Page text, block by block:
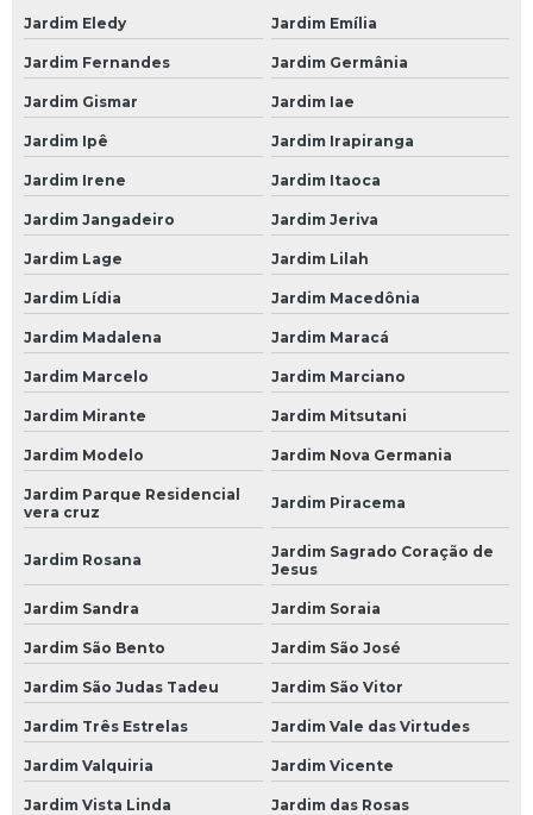
Mecânico 24 Horas em São Paulo
Mecânico 24 Horas em SP
Mecânico 24 Horas na Avenida do Estado
Mecânico 24 Horas na Zona Oeste
Mecânico 24 Horas na Zona Sul
Mecânico 24 Horas no Morumbi
Mecânico 24 Horas SP Zona Norte
Oficina Mecânica 24 Horas
Oficina Mecânica 24 Horas em SP
Oficinas de Mecânica 24 Horas
Serviços de Mecânica 24 Horas
Socorro Mecânico 24 Horas
Socorro Mecânico 24 Horas SP
Oficinas Mecânicas a Domicílio
Mecânica a Domicílio
Jardim Eledy Jardim Emília
Jardim Fernandes Jardim Germânia
Jardim Gismar Jardim Iae
Jardim Ipê Jardim Irapiranga
Jardim Irene Jardim Itaoca
Jardim Jangadeiro Jardim Jeriva
Jardim Lage Jardim Lilah
Jardim Lídia Jardim Macedônia
Jardim Madalena Jardim Maracá
Jardim Marcelo Jardim Marciano
Jardim Mirante Jardim Mitsutani
Jardim Modelo Jardim Nova Germania
Jardim Parque Residencial
vera cruz
Jardim Piracema
Jardim Rosana
Jardim Sagrado Coração de
Jesus
Jardim Sandra Jardim Soraia
Jardim São Bento Jardim São José
Jardim São Judas Tadeu Jardim São Vitor
Jardim Três Estrelas Jardim Vale das Virtudes
Jardim Valquiria Jardim Vicente
Jardim Vista Linda Jardim das Rosas